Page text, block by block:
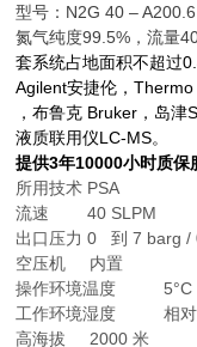
型号：N2G 40 – A200.6
氮气纯度99.5%，流量
套系统占地面积不超过
Agilent安捷伦，
，布鲁克 Bruker，岛
液质联用仪LC-MS。
提供3年10000小时质保
所用技术 PSA
流速 40 SLPM
出口压力 0 到 7 barg
空压机 内置
操作环境温度 5°C
工作环境湿度 相对
高海拔 2000 米